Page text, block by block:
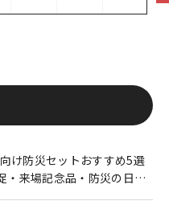
け防災セットおすすめ5選
・来場記念品・防災の日に